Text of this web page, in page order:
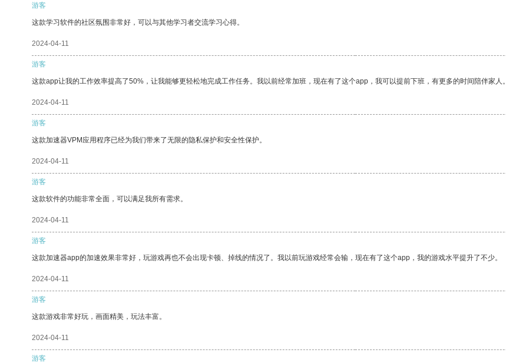
游客
这款学习软件的社区氛围非常好，可以与其他学习者交流学习心得。
2024-04-11
游客
这款app让我的工作效率提高了50%，让我能够更轻松地完成工作任务。我以前经常加班，现在有了这个app，我可以提前下班，有更多的时间陪伴家人。
2024-04-11
游客
这款加速器VPM应用程序已经为我们带来了无限的隐私保护和安全性保护。
2024-04-11
游客
这款软件的功能非常全面，可以满足我所有需求。
2024-04-11
游客
这款加速器app的加速效果非常好，玩游戏再也不会出现卡顿、掉线的情况了。我以前玩游戏经常会输，现在有了这个app，我的游戏水平提升了不少。
2024-04-11
游客
这款游戏非常好玩，画面精美，玩法丰富。
2024-04-11
游客